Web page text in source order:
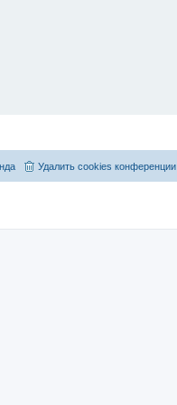
Удалить cookies конференции